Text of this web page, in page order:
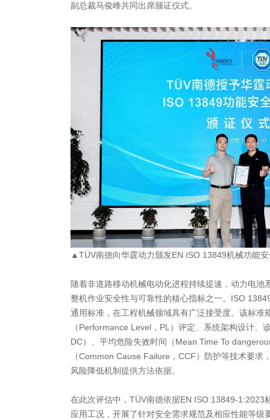
副总裁马俊峰共同出席颁证仪式。
▲TÜV南德向华霆动力颁发EN ISO 13849机械功能
随着非道路移动机械电动化进程持续提速，动力电池
整机作业安全性与可靠性的核心指标之一。ISO
通用标准，在工程机械领域具有广泛接受度。该标准
（Performance Level，PL）评定、系统架构设计、
DC）、平均危险失效时间（Mean Time To
（Common Cause Failure，CCF）防护等技术要求
风险降低机制提供方法依据。
在此次评估中，TÜV南德依据EN ISO 13849‑1:2023
应用工况，开展了针对安全需求规范及相应性能等级